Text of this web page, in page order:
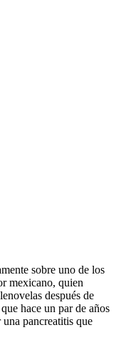
sobre uno de los
mexicano, quien
después de
hace un par de años
pancreatitis que